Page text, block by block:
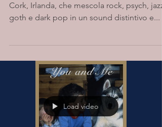
Cork, Irlanda, che mescola rock, psych, jazz,
goth e dark pop in un sound distintivo e...
Load video